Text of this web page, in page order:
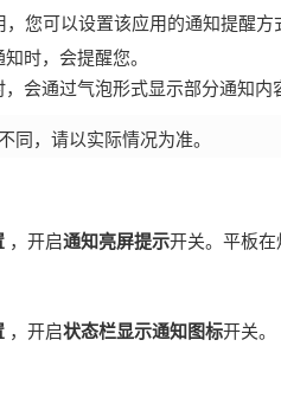
您可以设置该应用的通知提醒方
时，会提醒您。
会通过气泡形式显示部分通知内
同，请以实际情况为准。
，开启通知亮屏提示开关。 平板在
，开启状态栏显示通知图标开关。